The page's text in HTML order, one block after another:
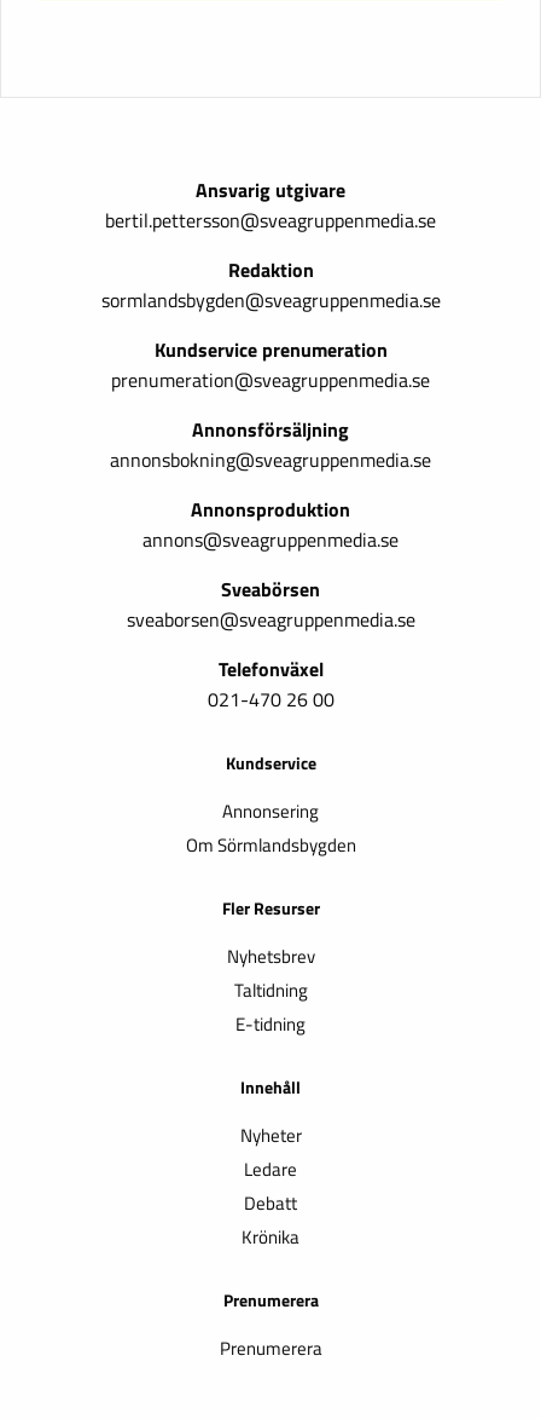
Ansvarig utgivare
bertil.pettersson@sveagruppenmedia.se
Redaktion
sormlandsbygden@sveagruppenmedia.se
Kundservice prenumeration
prenumeration@sveagruppenmedia.se
Annonsförsäljning
annonsbokning@sveagruppenmedia.se
Annonsproduktion
annons@sveagruppenmedia.se
Sveabörsen
sveaborsen@sveagruppenmedia.se
Telefonväxel
021-470 26 00
Kundservice
Annonsering
Om Sörmlandsbygden
Fler Resurser
Nyhetsbrev
Taltidning
E-tidning
Innehåll
Nyheter
Ledare
Debatt
Krönika
Prenumerera
Prenumerera